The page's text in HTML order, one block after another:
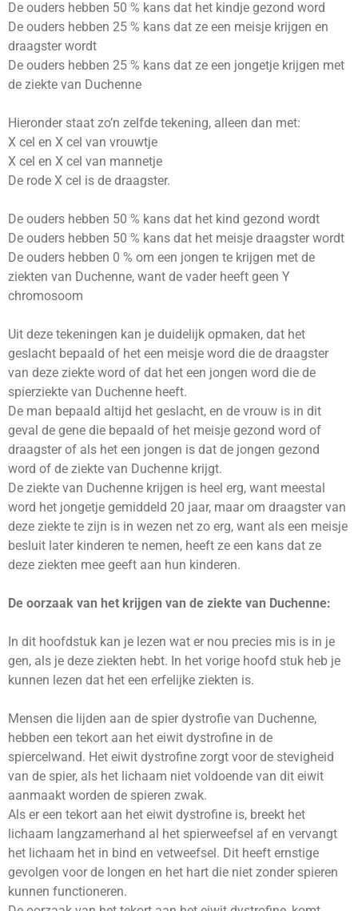
De ouders hebben 50 % kans dat het kindje gezond word
De ouders hebben 25 % kans dat ze een meisje krijgen en
draagster wordt
De ouders hebben 25 % kans dat ze een jongetje krijgen met
de ziekte van Duchenne
Hieronder staat zo’n zelfde tekening, alleen dan met:
X cel en X cel van vrouwtje
X cel en X cel van mannetje
De rode X cel is de draagster.
De ouders hebben 50 % kans dat het kind gezond wordt
De ouders hebben 50 % kans dat het meisje draagster wordt
De ouders hebben 0 % om een jongen te krijgen met de
ziekten van Duchenne, want de vader heeft geen Y
chromosoom
Uit deze tekeningen kan je duidelijk opmaken, dat het
geslacht bepaald of het een meisje word die de draagster
van deze ziekte word of dat het een jongen word die de
spierziekte van Duchenne heeft.
De man bepaald altijd het geslacht, en de vrouw is in dit
geval de gene die bepaald of het meisje gezond word of
draagster of als het een jongen is dat de jongen gezond
word of de ziekte van Duchenne krijgt.
De ziekte van Duchenne krijgen is heel erg, want meestal
word het jongetje gemiddeld 20 jaar, maar om draagster van
deze ziekte te zijn is in wezen net zo erg, want als een meisje
besluit later kinderen te nemen, heeft ze een kans dat ze
deze ziekten mee geeft aan hun kinderen.
De oorzaak van het krijgen van de ziekte van Duchenne:
In dit hoofdstuk kan je lezen wat er nou precies mis is in je
gen, als je deze ziekten hebt. In het vorige hoofd stuk heb je
kunnen lezen dat het een erfelijke ziekten is.
Mensen die lijden aan de spier dystrofie van Duchenne,
hebben een tekort aan het eiwit dystrofine in de
spiercelwand. Het eiwit dystrofine zorgt voor de stevigheid
van de spier, als het lichaam niet voldoende van dit eiwit
aanmaakt worden de spieren zwak.
Als er een tekort aan het eiwit dystrofine is, breekt het
lichaam langzamerhand al het spierweefsel af en vervangt
het lichaam het in bind en vetweefsel. Dit heeft ernstige
gevolgen voor de longen en het hart die niet zonder spieren
kunnen functioneren.